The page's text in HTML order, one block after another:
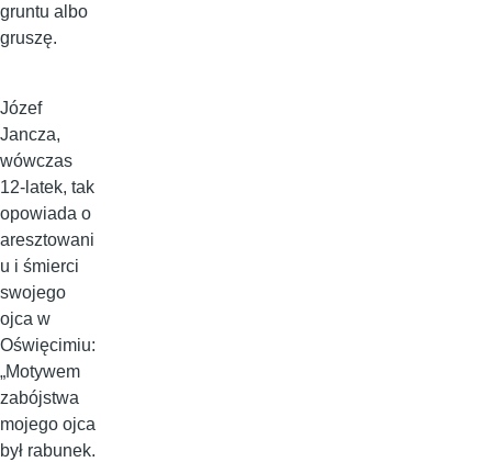
gruntu albo
gruszę.
Józef
Jancza,
wówczas
12-latek, tak
opowiada o
aresztowani
u i śmierci
swojego
ojca w
Oświęcimiu:
„Motywem
zabójstwa
mojego ojca
był rabunek.